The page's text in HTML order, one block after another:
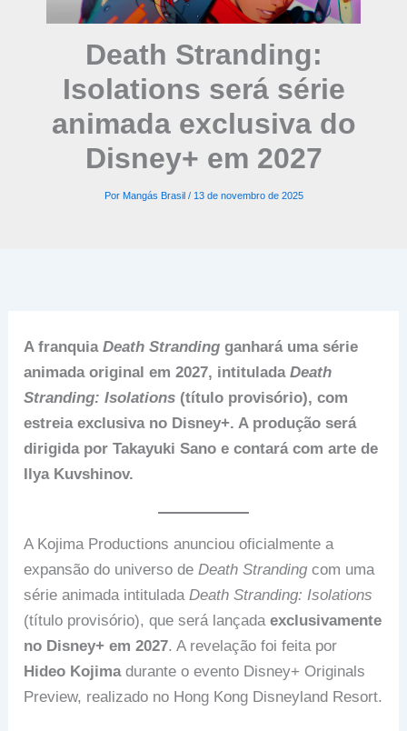
Death Stranding:
Isolations será série
animada exclusiva do
Disney+ em 2027
Por Mangás Brasil / 13 de novembro de 2025
A franquiaDeath Stranding ganhará uma série
animada original em 2027, intituladaDeath
Stranding: Isolations (título provisório), com
estreia exclusiva no Disney+. A produção será
dirigida por Takayuki Sano e contará com arte de
Ilya Kuvshinov.
A Kojima Productions anunciou oficialmente a
expansão do universo deDeath Strandingcom uma
série animada intituladaDeath Stranding: Isolations
(título provisório), que será lançadaexclusivamente
no Disney+ em 2027. A revelação foi feita por
Hideo Kojimadurante o evento Disney+ Originals
Preview, realizado no Hong Kong Disneyland Resort.